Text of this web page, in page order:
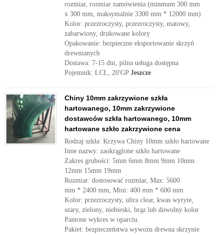
rozmiar, rozmiar zamówienia (minmum 300 mm
x 300 mm, maksymalnie 3300 mm * 12000 mm)
Kolor: przezroczysty, przezroczysty, matowy,
zabarwiony, drukowane kolory
Opakowanie: bezpieczne eksportowanie skrzyń
drewnianych
Dostawa: 7-15 dni, pilna usługa dostępna
Pojemnik: LCL, 20'GP Jeszcze
Chiny 10mm zakrzywione szkła
hartowanego, 10mm zakrzywione
dostawców szkła hartowanego, 10mm
hartowane szkło zakrzywione cena
Rodzaj szkła: Krzywa Chiny 10mm szkło hartowane
Inne nazwy: zaokrąglone szkło hartowane
Zakres grubości: 5mm 6mm 8mm 9mm 10mm
12mm 15mm 19mm
Rozmiar: dostosować rozmiar, Max: 5600
mm * 2400 mm, Mini: 400 mm * 600 mm
Kolor: przezroczysty, ultra clear, kwas wyryte,
szary, zielony, niebieski, brąz lub dowolny kolor
Pantone wykres w oparciu.
Pakiet: bezpieczeństwa wywozu drewna skrzynie